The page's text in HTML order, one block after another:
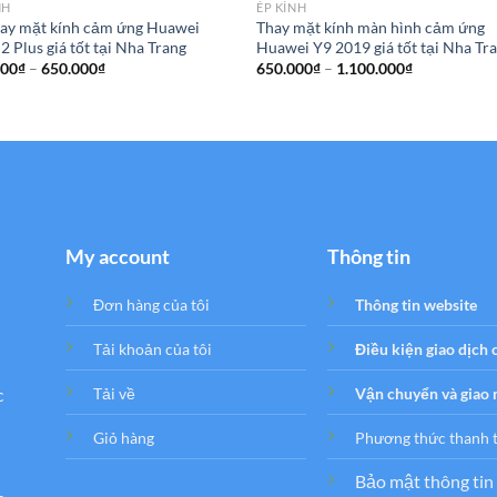
mặt kính cảm ứng Huawei
Plus giá tốt tại Nha Trang
₫ – 650.000₫Khoảng
650.000₫
ÉP KÍNH
Thay mặt kính màn hình cảm ứng
Huawei Y9 2019 giá tốt tại Nha
650.000₫ – 1.100.000₫Khoảng
1.100.000₫
My account
Đơn hàng của tôi
Tải khoản của tôi
Tải về
Giỏ hàng
Thông tin
Thông tin website
Điều kiện giao dịch
Vận chuyển và giao
Phương thức thanh
Bảo mật thông tin